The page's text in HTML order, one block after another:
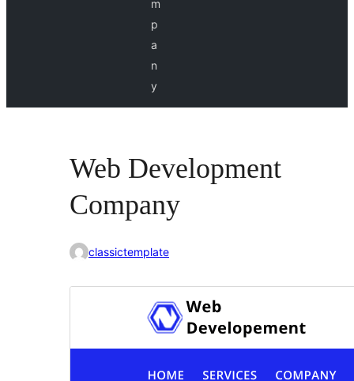
m
p
a
n
y
Web Development
Company
classictemplate